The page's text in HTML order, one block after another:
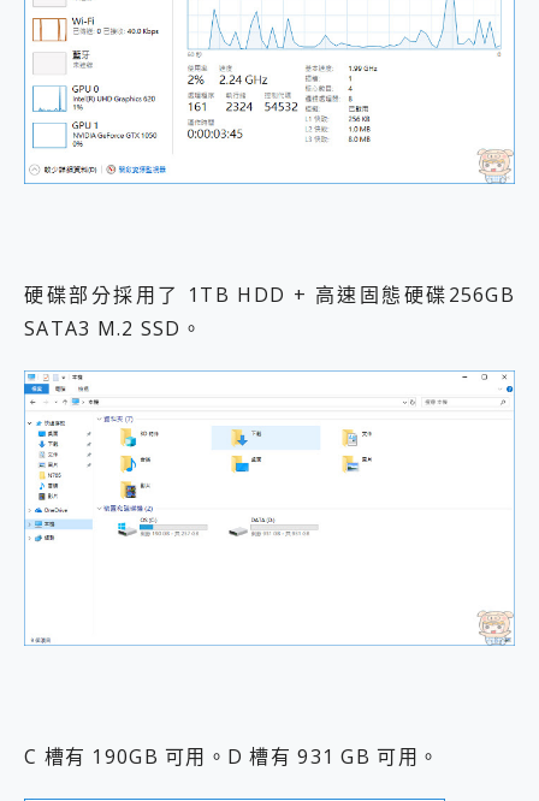
硬碟部分採用了 1TB HDD + 高速固態硬碟256GB
SATA3 M.2 SSD。
C 槽有 190GB 可用。D 槽有 931 GB 可用。